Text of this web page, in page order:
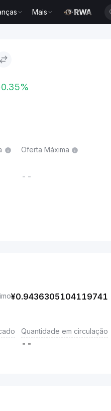
Mais
Oferta Máxima
--
¥0.9436305104119741
Quantidade em circulação
--